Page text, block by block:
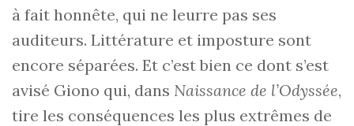
à fait honnête, qui ne leurre pas ses
auditeurs. Littérature et imposture sont
encore séparées. Et c’est bien ce dont s’est
avisé Giono qui, dans Naissance de l’Odyssée,
tire les conséquences les plus extrêmes de